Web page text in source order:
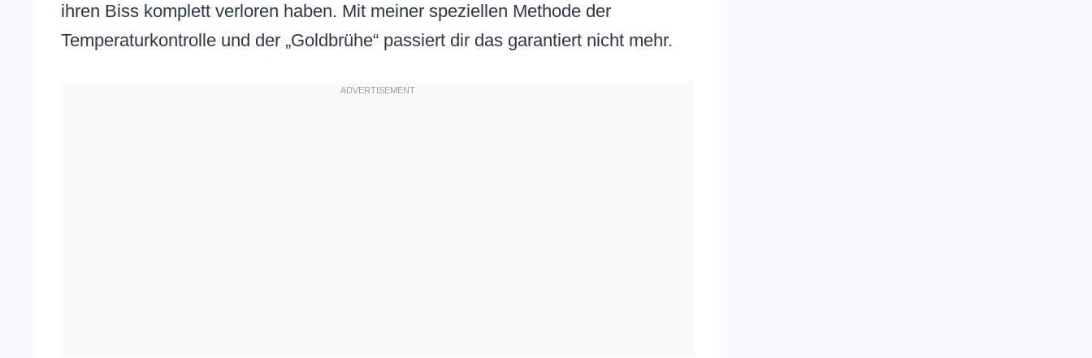
ihren Biss komplett verloren haben. Mit meiner speziellen Methode der
Temperaturkontrolle und der „Goldbrühe“ passiert dir das garantiert nicht mehr.